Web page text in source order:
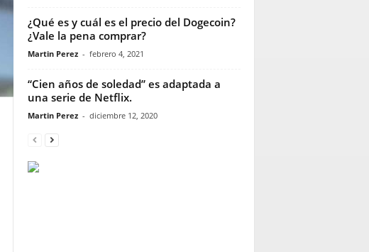
¿Qué es y cuál es el precio del Dogecoin?
¿Vale la pena comprar?
Martin Perez - febrero 4, 2021
“Cien años de soledad” es adaptada a
una serie de Netflix.
Martin Perez - diciembre 12, 2020